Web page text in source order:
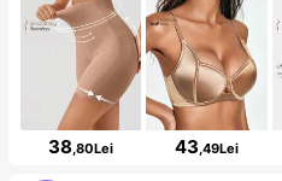
38,80Lei 43,49Lei